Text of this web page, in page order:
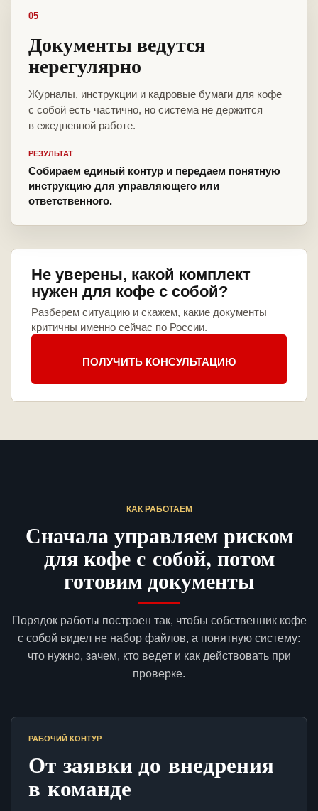
05
Документы ведутся
нерегулярно
Журналы, инструкции и кадровые бумаги для кофе
с собой есть частично, но система не держится
в ежедневной работе.
РЕЗУЛЬТАТ
Собираем единый контур и передаем понятную
инструкцию для управляющего или
ответственного.
Не уверены, какой комплект
нужен для кофе с собой?
Разберем ситуацию и скажем, какие документы
критичны именно сейчас по России.
ПОЛУЧИТЬ КОНСУЛЬТАЦИЮ
КАК РАБОТАЕМ
Сначала управляем риском
для кофе с собой, потом
готовим документы
Порядок работы построен так, чтобы собственник кофе
с собой видел не набор файлов, а понятную систему:
что нужно, зачем, кто ведет и как действовать при
проверке.
РАБОЧИЙ КОНТУР
От заявки до внедрения
в команде